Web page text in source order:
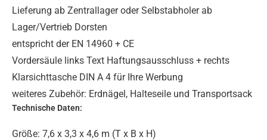
Lieferung ab Zentrallager oder Selbstabholer ab
Lager/Vertrieb Dorsten
entspricht der EN 14960 + CE
Vordersäule links Text Haftungsausschluss + rechts
Klarsichttasche DIN A 4 für Ihre Werbung
weiteres Zubehör: Erdnägel, Halteseile und Transportsack
Technische Daten:
Größe: 7,6 x 3,3 x 4,6 m (T x B x H)